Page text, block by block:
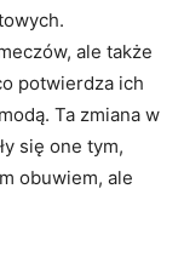
ale także⁢
‌potwierdza ich
Ta zmiana ‌w
się one ​tym,
⁣obuwiem, ale